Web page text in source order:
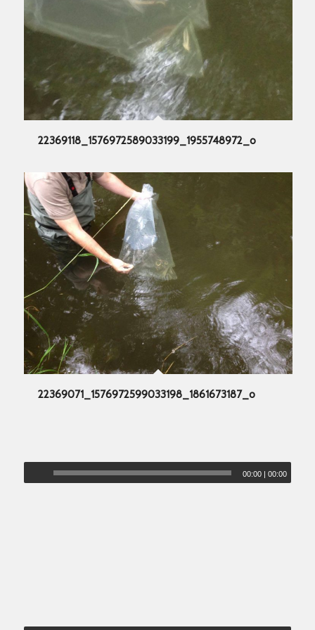
22369118_1576972589033199_1955748972_o
22369071_1576972599033198_1861673187_o
00:00 |00:00